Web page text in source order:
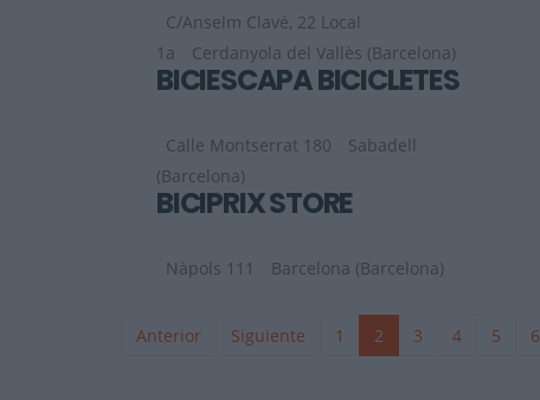
C/Anselm Clavé, 22 Local
1a
Cerdanyola del Vallès (Barcelona)
BICIESCAPA BICICLETES
Calle Montserrat 180
Sabadell
(Barcelona)
BICIPRIX STORE
Nàpols 111 Barcelona (Barcelona)
Anterior
Siguiente 1 2 3 4 5 6